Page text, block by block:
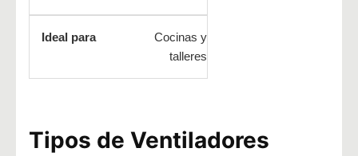
Cocinas y
talleres
Tipos de Ventiladores